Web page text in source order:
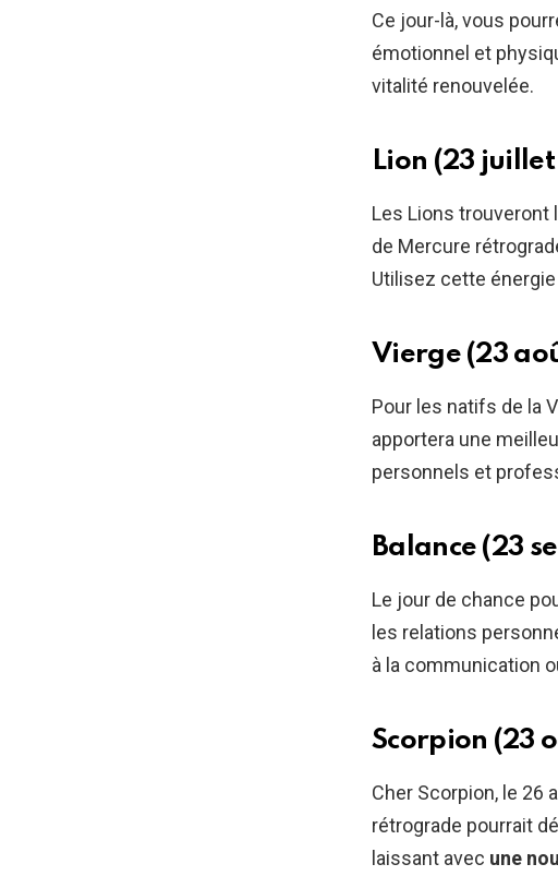
Ce jour-là, vous
émotionnel et
vitalité renouvelée.
Lion (23
Les Lions trouveront
de Mercure
Utilisez cette
Vierge (23
Pour les natifs de la
apportera une
personnels et
Balance (23
Le jour de chance
les relations
à la communication
Scorpion (23
Cher Scorpion, le 26
rétrograde pourrait
laissant avec une